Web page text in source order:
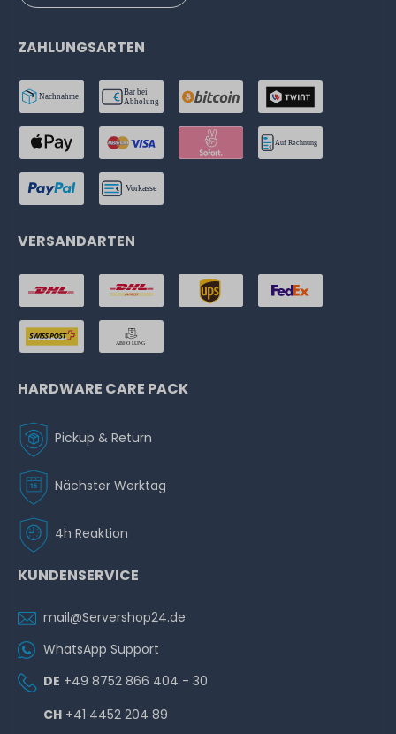
ZAHLUNGSARTEN
VERSANDARTEN
HARDWARE CARE PACK
Pickup & Return
Nächster Werktag
4h Reaktion
KUNDENSERVICE
mail@Servershop24.de
WhatsApp Support
DE +49 8752 866 404 - 30
CH +41 4452 204 89